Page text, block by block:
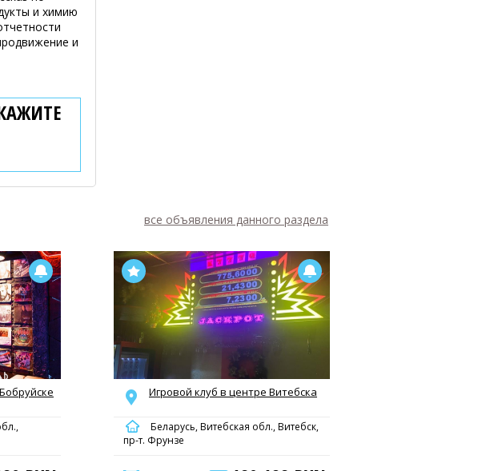
и химию
и
все объявления данного раздела
Игровой клуб в центре Витебска
Беларусь, Витебская обл., Витебск,
пр-т. Фрунзе